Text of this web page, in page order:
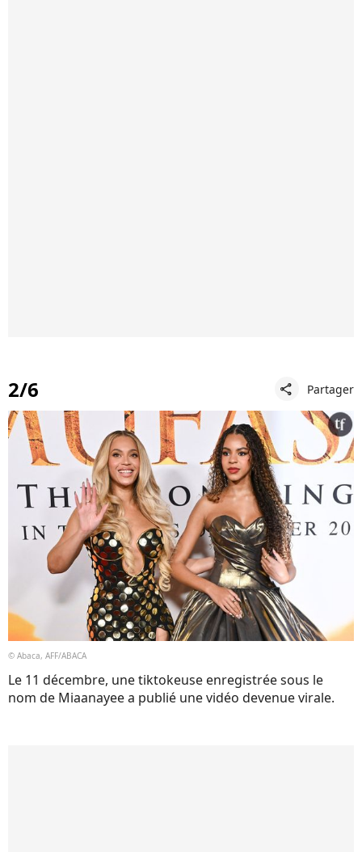
2/6 share Partager
© Abaca, AFF/ABACA
Le 11 décembre, une tiktokeuse enregistrée sous le
nom de Miaanayee a publié une vidéo devenue virale.